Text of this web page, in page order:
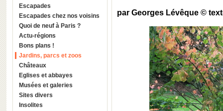
Escapades
Escapades chez nos voisins
Quoi de neuf à Paris ?
Actu-régions
Bons plans !
Jardins, parcs et zoos
Châteaux
Eglises et abbayes
Musées et galeries
Sites divers
Insolites
par Georges Lévêque ©